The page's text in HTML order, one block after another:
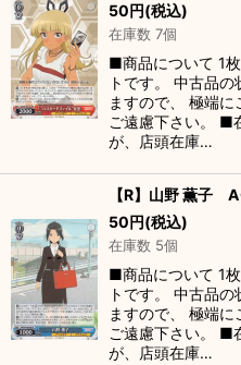
50円(税込)
在庫数 7個
■商品について 1
トです。 中古品
ますので、 極端
ご遠慮下さい。 ■
が、店頭在庫…
【R】山野 薫子
50円(税込)
在庫数 5個
■商品について 1
トです。 中古品
ますので、 極端
ご遠慮下さい。 ■
が、店頭在庫…